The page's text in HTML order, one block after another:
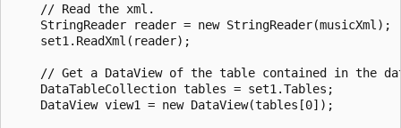
    // Read the xml.
    StringReader reader = new StringReader(musicXml);
    set1.ReadXml(reader);
// Get a DataView of the table contained in the
    DataTableCollection tables = set1.Tables;
    DataView view1 = new DataView(tables[0]);